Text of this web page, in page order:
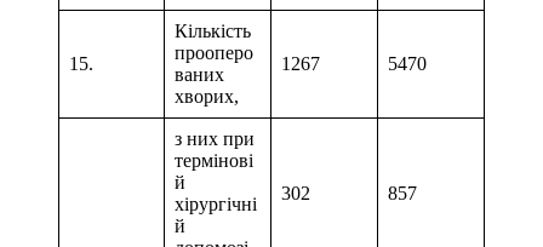
15.
Кількість
прооперо
ваних
хворих,
1267 5470
з них при
термінові
й
хірургічні
й
302 857